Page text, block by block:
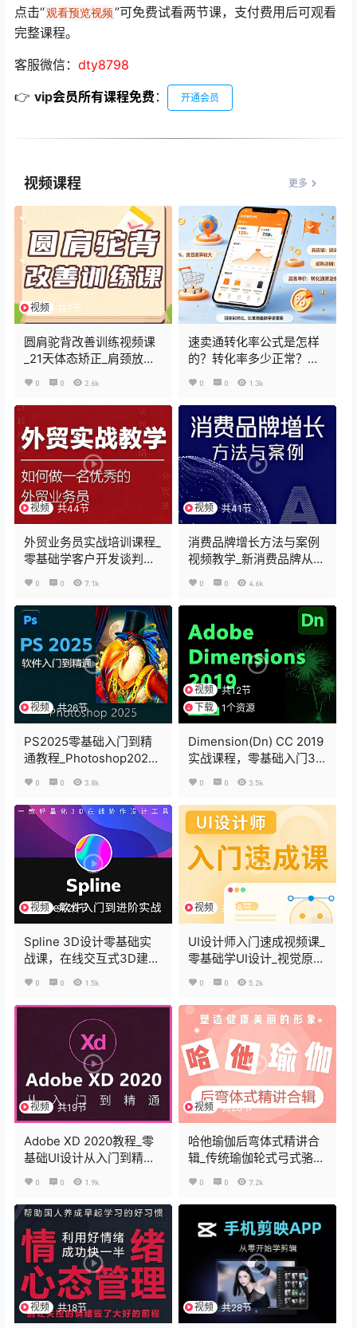
点击“观看预览视频”可免费试看两节课，支付费用后可观看
完整课程。
客服微信： dty8798
👉 vip会员所有课程免费 ： 开通会员
视频课程 更多
视频 共7节
圆肩驼背改善训练视频课
_21天体态矫正_肩颈放松
跟练教程
0 0 2.6k
速卖通转化率公式是怎样
的？转化率多少正常？数
据解读与优化指南
0 0 1.3k
视频 共44节
外贸业务员实战培训课程_
零基础学客户开发谈判风
0 0 7.1k
视频 共41节
消费品牌增长方法与案例
视频教学_新消费品牌从0
方法论
0 0 4.6k
视频 共26节
PS2025零基础入门到精
通教程_Photoshop2025
软件实战课_修图调色电商
0 0 3.8k
视频
共12节
下载
1个资源
Dimension(Dn) CC 2019
实战课程，零基础入门3D
产品图
0 0 3.5k
视频 共20节
Spline 3D设计零基础实
战课，在线交互式3D建模
0 0 1.5k
视频 共28节
UI设计师入门速成视频课_
零基础学UI设计_视觉原则
0 0 5.2k
视频 共19节
Adobe XD 2020教程_零
基础UI设计从入门到精通
_XD交互原型设计视频课
0 0 1.9k
视频 共20节
哈他瑜伽后弯体式精讲合
辑_传统瑜伽轮式弓式骆驼
式教学_安全解锁后弯技巧
0 0 7.2k
视频 共18节 视频 共28节